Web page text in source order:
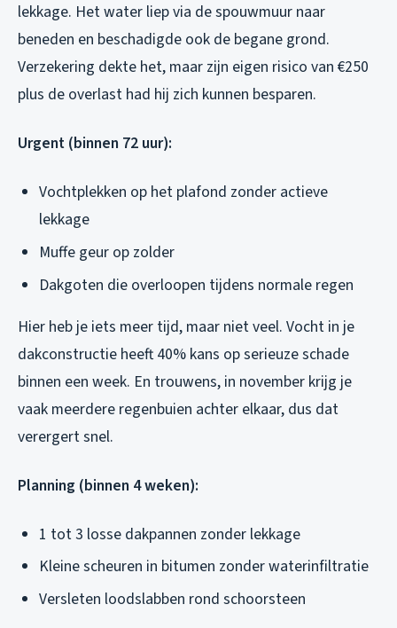
lekkage. Het water liep via de spouwmuur naar
beneden en beschadigde ook de begane grond.
Verzekering dekte het, maar zijn eigen risico van €250
plus de overlast had hij zich kunnen besparen.
Urgent (binnen 72 uur):
Vochtplekken op het plafond zonder actieve
lekkage
Muffe geur op zolder
Dakgoten die overloopen tijdens normale regen
Hier heb je iets meer tijd, maar niet veel. Vocht in je
dakconstructie heeft 40% kans op serieuze schade
binnen een week. En trouwens, in november krijg je
vaak meerdere regenbuien achter elkaar, dus dat
verergert snel.
Planning (binnen 4 weken):
1 tot 3 losse dakpannen zonder lekkage
Kleine scheuren in bitumen zonder waterinfiltratie
Versleten loodslabben rond schoorsteen